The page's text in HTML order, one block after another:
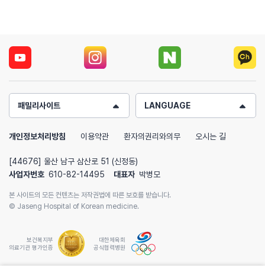
패밀리사이트 LANGUAGE
개인정보처리방침 이용약관 환자의권리와의무 오시는 길
[44676] 울산 남구 삼산로 51 (신정동)
사업자번호 610-82-14495 대표자 박병모
본 사이트의 모든 컨텐츠는 저작권법에 따른 보호를 받습니다.
© Jaseng Hospital of Korean medicine.
보건복지부
의료기관 평가인증
대한체육회
공식협력병원